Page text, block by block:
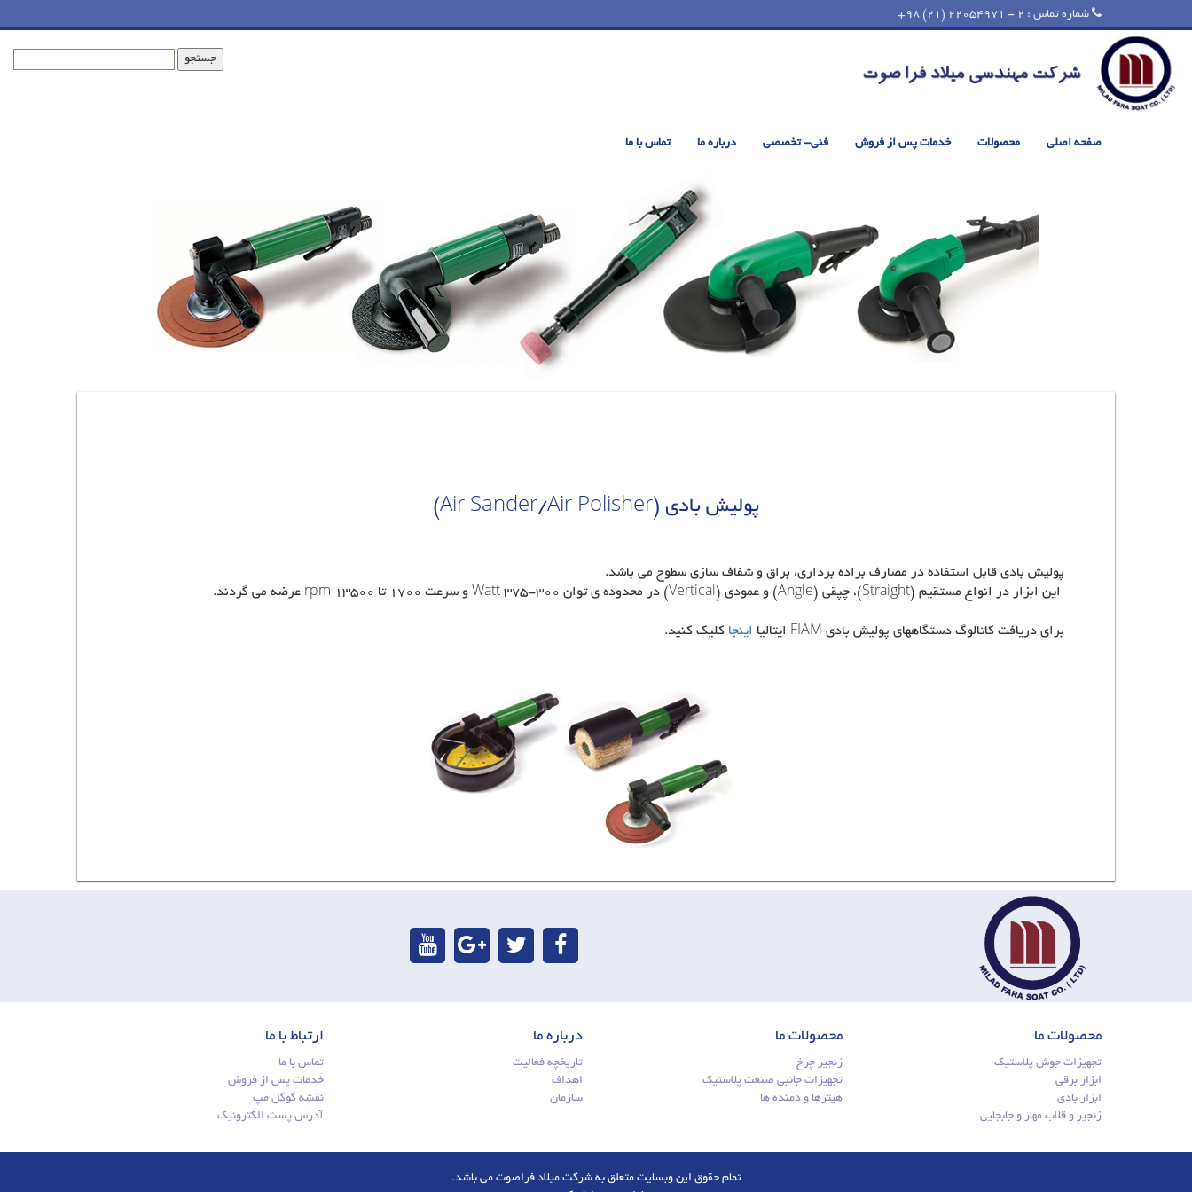
شماره تماس : 2 - 22054971 (21) 98+
صفحه اصلی محصولات خدمات پس از فروش فنی- تخصصی درباره ما تماس با ما
پولیش بادی (Air Sander/Air Polisher)
پولیش بادی قابل استفاده در مصارف براده برداری، براق و شفاف سازی سطوح می باشد.
این ابزار در انواع مستقیم (Straight)، چپقی (Angle) و عمودی (Vertical) در محدوده ی توان 300-375 Watt و سرعت 1700 تا 13500 rpm عرضه می گردند.
برای دریافت کاتالوگ دستگاههای پولیش بادی FIAM ایتالیا اینجا کلیک کنید.
ارتباط با ما
تماس با ما
خدمات پس از فروش
نقشه گوگل مپ
آدرس پست الکترونیک
درباره ما
تاریخچه فعالیت
اهداف
سازمان
محصولات ما
زنجیر چرخ
تجهیزات جانبی صنعت پلاستیک
هیترها و دمنده ها
محصولات ما
تجهیزات جوش پلاستیک
ابزار برقی
ابزار بادی
زنجیر و قلاب مهار و جابجایی
تمام حقوق این وبسایت متعلق به شرکت میلاد فراصوت می باشد.